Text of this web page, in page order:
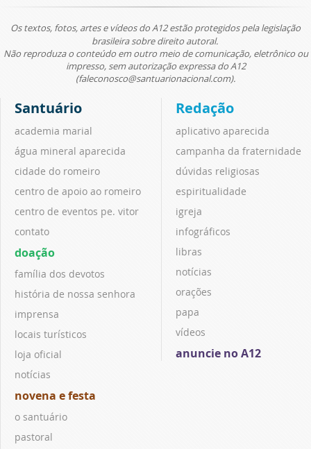
Os textos, fotos, artes e vídeos do A12 estão protegidos pela legislação
brasileira sobre direito autoral.
Não reproduza o conteúdo em outro meio de comunicação, eletrônico ou
impresso, sem autorização expressa do A12
(faleconosco@santuarionacional.com).
Santuário
academia marial
água mineral aparecida
cidade do romeiro
centro de apoio ao romeiro
centro de eventos pe. vitor
contato
doação
família dos devotos
história de nossa senhora
imprensa
locais turísticos
loja oficial
notícias
novena e festa
o santuário
pastoral
Redação
aplicativo aparecida
campanha da fraternidade
dúvidas religiosas
espiritualidade
igreja
infográficos
libras
notícias
orações
papa
vídeos
anuncie no A12